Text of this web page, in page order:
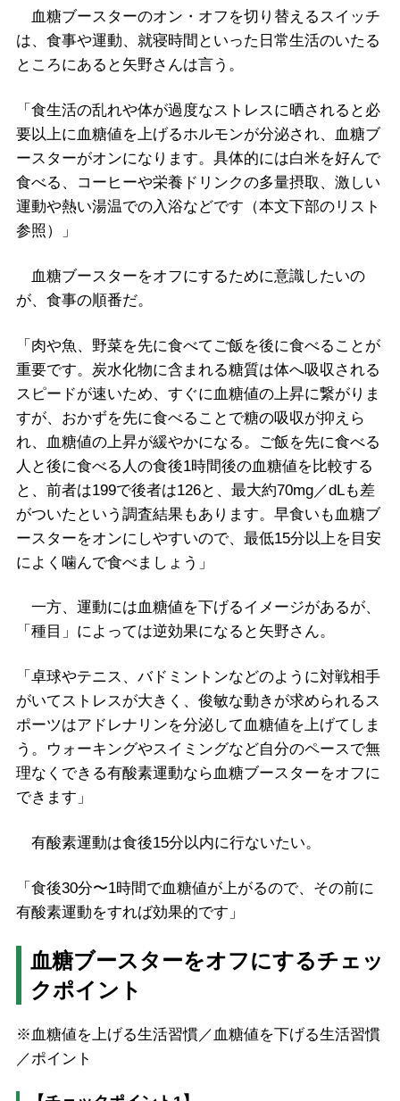
血糖ブースターのオン・オフを切り替えるスイッチ
は、食事や運動、就寝時間といった日常生活のいたる
ところにあると矢野さんは言う。
「食生活の乱れや体が過度なストレスに晒されると必
要以上に血糖値を上げるホルモンが分泌され、血糖ブ
ースターがオンになります。具体的には白米を好んで
食べる、コーヒーや栄養ドリンクの多量摂取、激しい
運動や熱い湯温での入浴などです（本文下部のリスト
参照）」
血糖ブースターをオフにするために意識したいの
が、食事の順番だ。
「肉や魚、野菜を先に食べてご飯を後に食べることが
重要です。炭水化物に含まれる糖質は体へ吸収される
スピードが速いため、すぐに血糖値の上昇に繋がりま
すが、おかずを先に食べることで糖の吸収が抑えら
れ、血糖値の上昇が緩やかになる。ご飯を先に食べる
人と後に食べる人の食後1時間後の血糖値を比較する
と、前者は199で後者は126と、最大約70mg／dLも差
がついたという調査結果もあります。早食いも血糖ブ
ースターをオンにしやすいので、最低15分以上を目安
によく噛んで食べましょう」
一方、運動には血糖値を下げるイメージがあるが、
「種目」によっては逆効果になると矢野さん。
「卓球やテニス、バドミントンなどのように対戦相手
がいてストレスが大きく、俊敏な動きが求められるス
ポーツはアドレナリンを分泌して血糖値を上げてしま
う。ウォーキングやスイミングなど自分のペースで無
理なくできる有酸素運動なら血糖ブースターをオフに
できます」
有酸素運動は食後15分以内に行ないたい。
「食後30分〜1時間で血糖値が上がるので、その前に
有酸素運動をすれば効果的です」
血糖ブースターをオフにするチェッ
クポイント
※血糖値を上げる生活習慣／血糖値を下げる生活習慣
／ポイント